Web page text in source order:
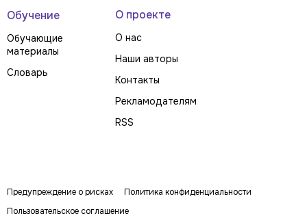
Обучение
Обучающие
материалы
Словарь
О проекте
О нас
Наши авторы
Контакты
Рекламодателям
RSS
Предупреждение о рисках
Политика конфиденциальности
Пользовательское соглашение